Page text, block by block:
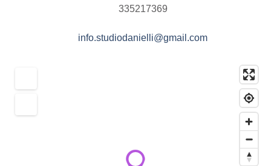
335217369
info.studiodanielli@gmail.com